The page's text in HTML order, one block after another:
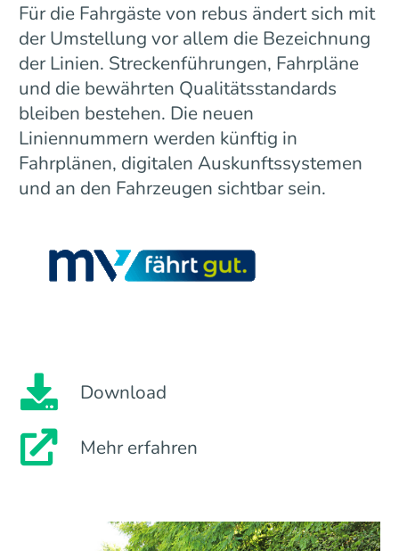
Für die Fahrgäste von rebus ändert sich mit
der Umstellung vor allem die Bezeichnung
der Linien. Streckenführungen, Fahrpläne
und die bewährten Qualitätsstandards
bleiben bestehen. Die neuen
Liniennummern werden künftig in
Fahrplänen, digitalen Auskunftssystemen
und an den Fahrzeugen sichtbar sein.
Download
Mehr erfahren